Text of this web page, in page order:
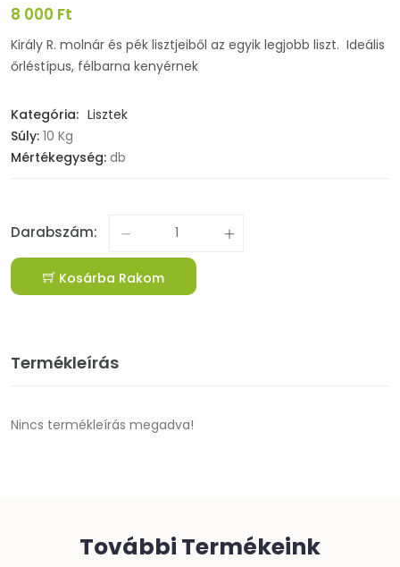
8 000 Ft
Király R. molnár és pék lisztjeiből az egyik legjobb liszt. Ideális
őrléstípus, félbarna kenyérnek
Kategória: Lisztek
Súly: 10 Kg
Mértékegység: db
Darabszám:
Kosárba Rakom
Termékleírás
Nincs termékleírás megadva!
További Termékeink